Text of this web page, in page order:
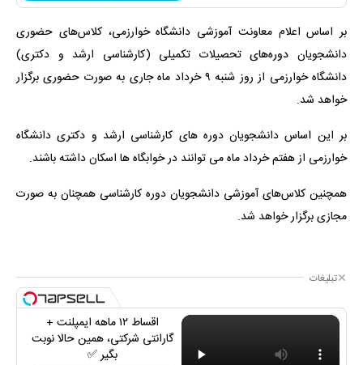
بر اساس اعلام معاونت آموزشی دانشگاه خوارزمی، کلاس‌های حضوری
دانشجویان دوره‌های تحصیلات تکمیلی (کارشناسی ارشد و دکتری)
دانشگاه خوارزمی از روز شنبه ۹ خرداد ماه جاری به صورت حضوری برگزار
خواهد شد.
بر این اساس دانشجویان دوره های کارشناسی ارشد و دکتری دانشگاه
خوارزمی از هفتم خرداد ماه می توانند در خوابگاه ها اسکان داشته باشند.
همچنین کلاس‌های آموزشی دانشجویان دوره کارشناسی همچنان به صورت
مجازی برگزار خواهد شد.
تبلیغات
اقساط ۱۲ ماهه ایمپلنت +
گارانتی شرکتی، همین حالا نوبت
بگیر ✅